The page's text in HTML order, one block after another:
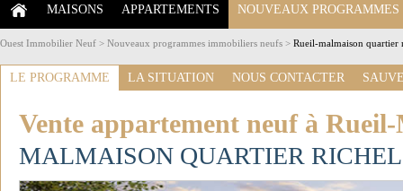
MAISONS APPARTEMENTS NOUVEAUX PROGRAMMES
Ouest Immobilier Neuf > Nouveaux programmes immobiliers neufs > Rueil-malmaison quartier
LE PROGRAMME LA SITUATION NOUS CONTACTER
Vente appartement neuf à
MALMAISON QUARTIER